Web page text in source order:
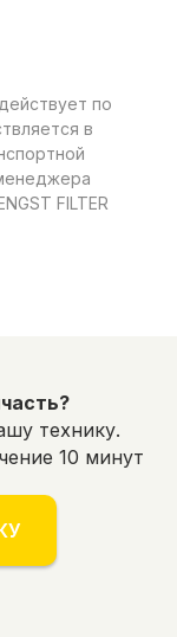
по
в
FILTER
технику.
10 минут